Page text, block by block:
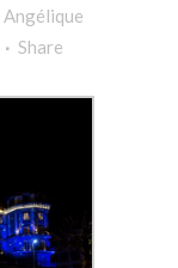
Angélique
Share